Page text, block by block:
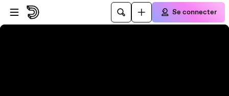
Passer au player
Passer au contenu principal
Se connecter